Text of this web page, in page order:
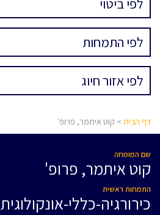
דף הבית > קוט איתמר, פרופ'
שם המומחה
קוט איתמר, פרופ'
התמחות ראשית
כירורגיה-כללי-אונקולוגית